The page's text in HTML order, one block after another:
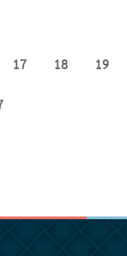
17 18 19